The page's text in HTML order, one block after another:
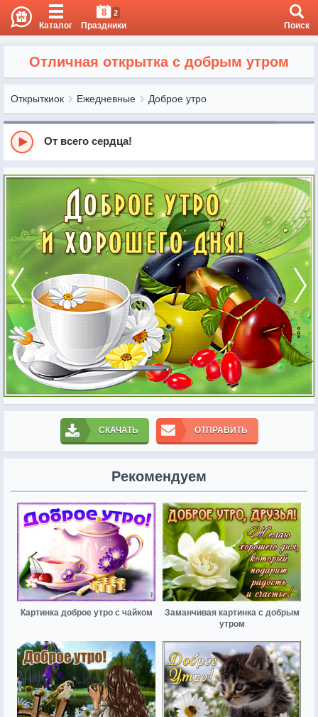
Каталог
8 2
Праздники Поиск
Отличная открытка с добрым утром
Открыткиок Ежедневные Доброе утро
От всего сердца!
СКАЧАТЬ ОТПРАВИТЬ
Рекомендуем
Картинка доброе утро с чайком
Заманчивая картинка с добрым
утром